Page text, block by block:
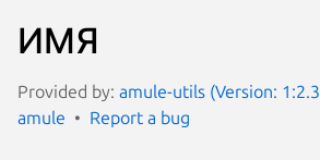
ИМЯ
Provided by: amule-utils (Version:
amule
Report a bug